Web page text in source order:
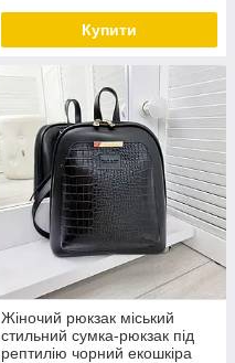
Купити
Жіночий рюкзак міський
стильний сумка-рюкзак під
рептилію чорний екошкіра